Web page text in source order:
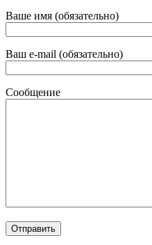
Ваше имя (обязательно)
Ваш e-mail (обязательно)
Сообщение